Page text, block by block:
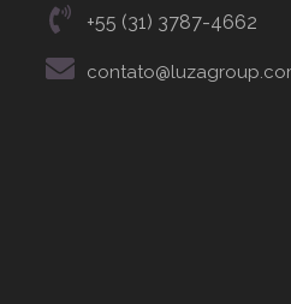
+55 (31) 3787-4662